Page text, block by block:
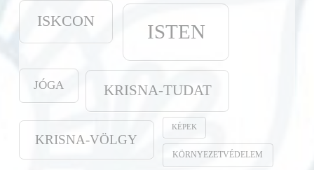
ISKCON ISTEN
JÓGA KRISNA-TUDAT
KRISNA-VÖLGY
KÉPEK
KÖRNYEZETVÉDELEM